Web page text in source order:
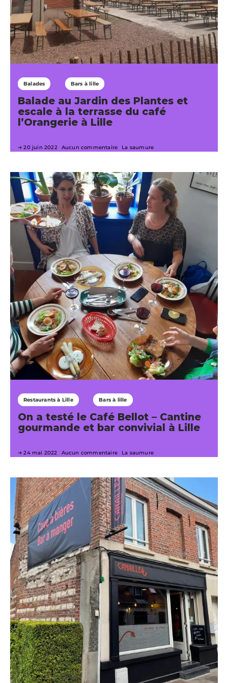
Balades Bars à lille
Balade au Jardin des Plantes et
escale à la terrasse du café
l’Orangerie à Lille
20 juin 2022 Aucun commentaire La saumure
Restaurants à Lille Bars à lille
On a testé le Café Bellot – Cantine
gourmande et bar convivial à Lille
24 mai 2022 Aucun commentaire La saumure